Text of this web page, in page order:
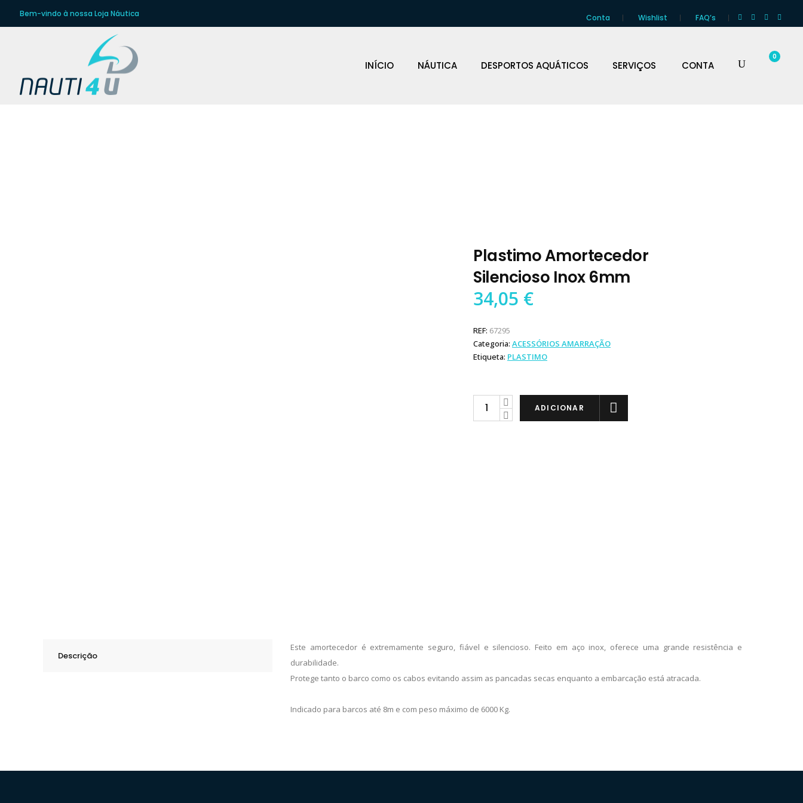
Bem-vindo à nossa Loja Náutica Conta Wishlist FAQ’s
INÍCIO NÁUTICA DESPORTOS AQUÁTICOS SERVIÇOS CONTA
0
Plastimo Amortecedor
Silencioso Inox 6mm
34,05 €
REF: 67295
Categoria: ACESSÓRIOS AMARRAÇÃO
Etiqueta: PLASTIMO
Plastimo
Amortecedor
ADICIONAR
Descrição
Este amortecedor é extremamente seguro, fiável e silencioso. Feito em aço inox, oferece uma grande resistência e
durabilidade.
Protege tanto o barco como os cabos evitando assim as pancadas secas enquanto a embarcação está atracada.
Indicado para barcos até 8m e com peso máximo de 6000 Kg.